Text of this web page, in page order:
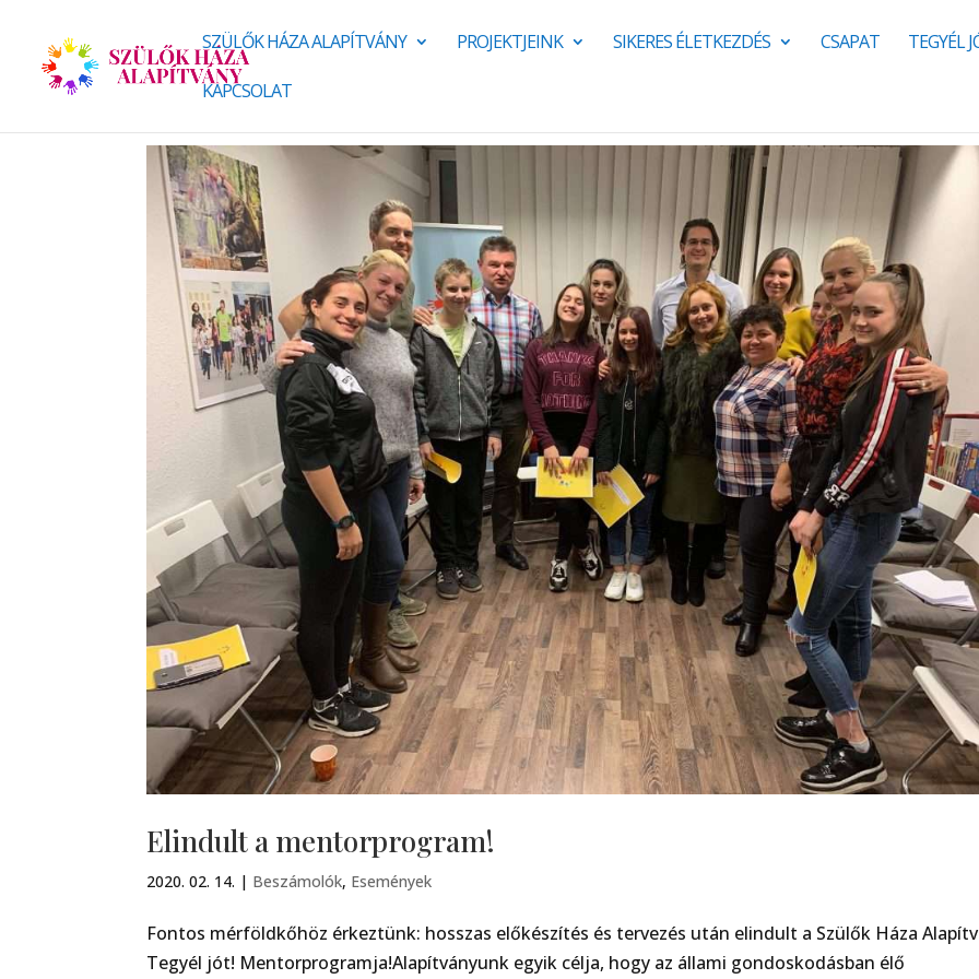
SZÜLŐK HÁZA ALAPÍTVÁNY PROJEKTJEINK SIKERES ÉLETKEZDÉS CSAPAT TEGYÉL
KAPCSOLAT
Elindult a mentorprogram!
2020. 02. 14. | Beszámolók, Események
Fontos mérföldkőhöz érkeztünk: hosszas előkészítés és tervezés után elindult a Szülők Háza
Tegyél jót! Mentorprogramja!Alapítványunk egyik célja, hogy az állami gondoskodásban élő